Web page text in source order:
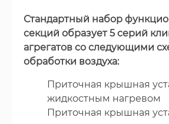
Стандартный набор
секций образует 5 серий
агрегатов со следующими
обработки воздуха:
Приточная крышная
жидкостным нагревом
Приточная крышная